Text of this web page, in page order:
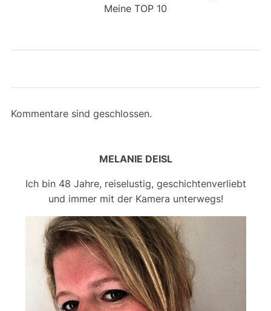
Meine TOP 10
Kommentare sind geschlossen.
MELANIE DEISL
Ich bin 48 Jahre, reiselustig, geschichtenverliebt
und immer mit der Kamera unterwegs!